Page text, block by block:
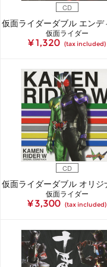
CD
仮面ライダー
¥ 1,320 (tax included)
CD
仮面ライダー
¥ 3,300 (tax included)